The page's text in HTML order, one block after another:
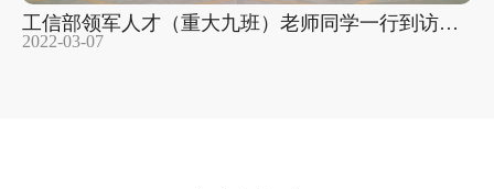
工信部领军人才（重大九班）老师同学一行到访我
司
2022-03-07